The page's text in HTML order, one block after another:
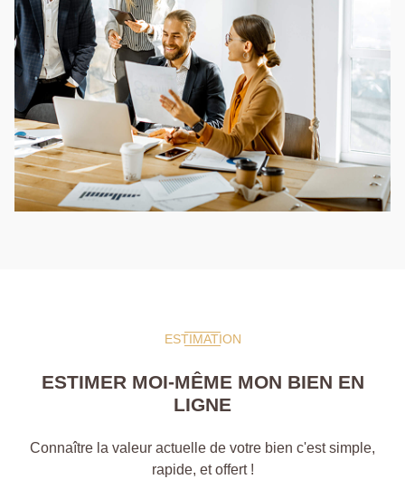
ESTIMATION
ESTIMER MOI-MÊME MON BIEN EN
LIGNE
Connaître la valeur actuelle de votre bien c'est simple,
rapide, et offert !